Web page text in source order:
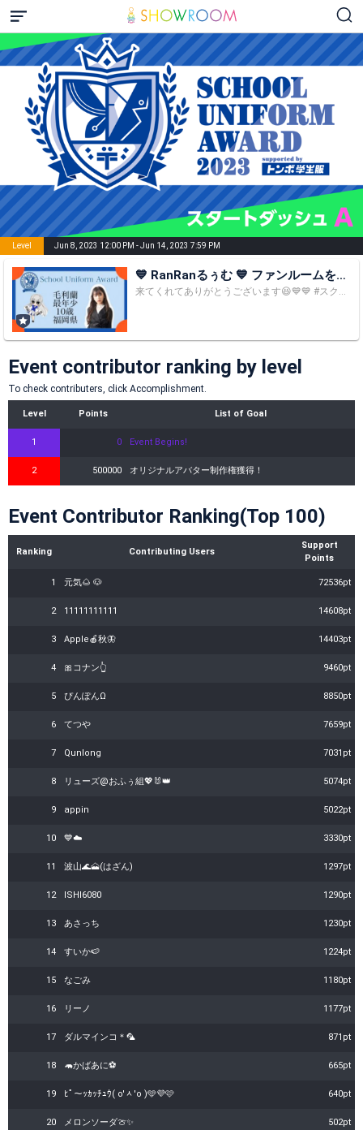
Level Jun 8, 2023 12:00 PM - Jun 14, 2023 7:59 PM
💙 RanRanるぅむ 💙 ファンルームを見
てね❣️
来てくれてありがとうございます😆💙💙 #スクアワ 敗者復活戦 スタートです‼️ ポイント加算のために ⚠️マイページ ➡️ アカウント設定 ➡️ 電話番号（SMS認証） をお願いします⚠️ ⭐️星GET⭐️迄の間だけ…コメント、カウント お願いします❣️ 初めまして！ たくさんのルームの中から『♡RanRanるぅむ♡』に来て下さりありがとうございます💕 毛利蘭、10歳、福岡県在住です。 歌の歌える女優になるのが目標です！！ 歌ったり🎵踊ったり🎶おしゃべりしたり！！ 楽しいるぅむにしていきたいです✨ 疲れた時は無言🆗❣️ゆっくり休んでいってね😉 📣配信時間は基本的に 6:45〜、17:15〜、19:15〜です📣 School Uniform Award 2023 イベント参加中です⭐️ ⭐︎トンボ学生服と合同で、制服が似合う 「No.1ティーン」を決める全国オーディション⭐︎ この公開審査を経て最終審査！！ グランプリになると ・トンボ学生服公式イメージモデルへの就任権利獲得 ・インセントグループ所属 ココ⬇️ 8/28(月)12:00 〜 9/10(日) 19:59 ・SR敗者復活 みなさん♡どうぞよろしくお願いします❣️
Event contributor ranking by level
To check contributers, click Accomplishment.
Level Points List of Goal
1 0 Event Begins!
2 500000 オリジナルアバター制作権獲得！
Event Contributor Ranking(Top 100)
Ranking Contributing Users
Support
Points
1 元気🌰 🐶 72536pt
2 11111111111 14608pt
3 Apple🍎秋🦋 14403pt
4 🎀コナン👆 9460pt
5 ぴんぽんΩ 8850pt
6 てつや 7659pt
7 Qunlong 7031pt
8 リューズ@おふぅ組💖🐰👑 5074pt
9 appin 5022pt
10 💙☁️ 3330pt
11 波山🌊🗻(はざん) 1297pt
12 ISHI6080 1290pt
13 あさっち 1230pt
14 すいか🍉 1224pt
15 なごみ 1180pt
16 リーノ 1177pt
17 ダルマインコ＊🦜 871pt
18 🦛かばあに⚽️ 665pt
19 ﾋﾟ～ｯｶｯﾁｭｳ( o'ᆺ'o )🩵💜🩷 640pt
20 メロンソーダ🍈✨ 502pt